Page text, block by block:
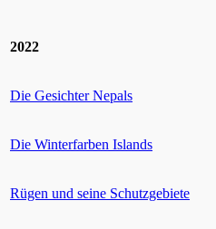
2022
Die Gesichter Nepals
Die Winterfarben Islands
Rügen und seine Schutzgebiete